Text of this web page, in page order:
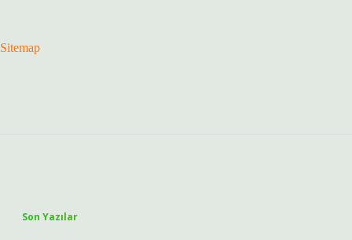
Sitemap
Son Yazılar